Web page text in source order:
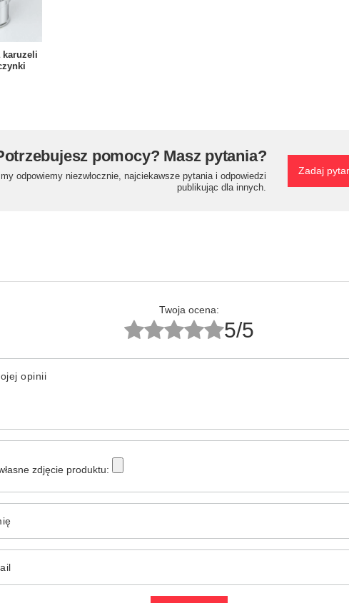
karuzeli
pomocy? Masz pytania?
odpowiemy niezwłocznie, najciekawsze pytania i odpowiedzi
publikując dla innych.
Zadaj
Twoja ocena:
5/5
opinii
zdjęcie produktu: